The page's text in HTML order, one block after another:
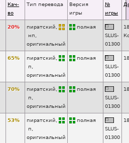
Кач-
во
Тип перевода
Версия
игры
№
игры
20%
пиратский,
нп
оригинальный
полная
SL US-
01300
65%
пиратский,
п
оригинальный
полная
SLUS-
01300
70%
пиратский,
п
оригинальный
полная
SL US-
01300
53%
пиратский,
п
оригинальный
полная
SLUS-
01300